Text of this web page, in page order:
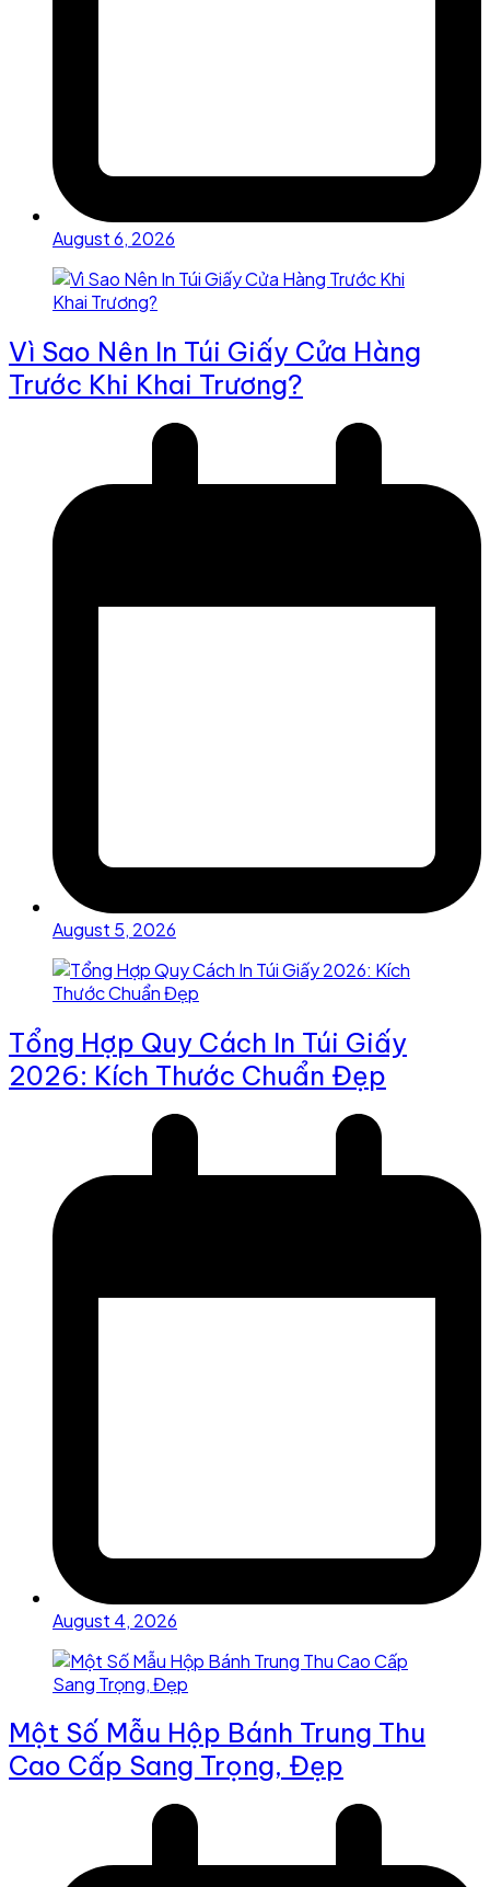
August 6, 2026
Vì Sao Nên In Túi Giấy Cửa Hàng
Trước Khi Khai Trương?
August 5, 2026
Tổng Hợp Quy Cách In Túi Giấy
2026: Kích Thước Chuẩn Đẹp
August 4, 2026
Một Số Mẫu Hộp Bánh Trung Thu
Cao Cấp Sang Trọng, Đẹp